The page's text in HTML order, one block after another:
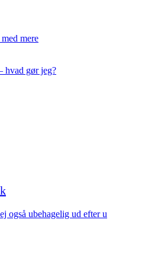
mere
hvad gør jeg?
også ubehagelig ud efter u